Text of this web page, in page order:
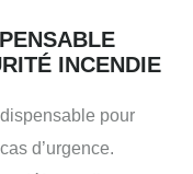
INCENDIE
pour
d’urgence.